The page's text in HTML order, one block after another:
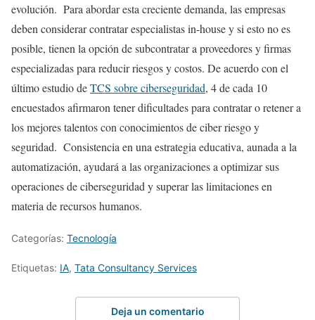
evolución. Para abordar esta creciente demanda, las empresas
deben considerar contratar especialistas in-house y si esto no es
posible, tienen la opción de subcontratar a proveedores y firmas
especializadas para reducir riesgos y costos. De acuerdo con el
último estudio deTCS sobre ciberseguridad, 4 de cada 10
encuestados afirmaron tener dificultades para contratar o retener a
los mejores talentos con conocimientos de ciber riesgo y
seguridad. Consistencia en una estrategia educativa, aunada a la
automatización, ayudará a las organizaciones a optimizar sus
operaciones de ciberseguridad y superar las limitaciones en
materia de recursos humanos.
Categorías: Tecnología
Etiquetas: IA, Tata Consultancy Services
Deja un comentario